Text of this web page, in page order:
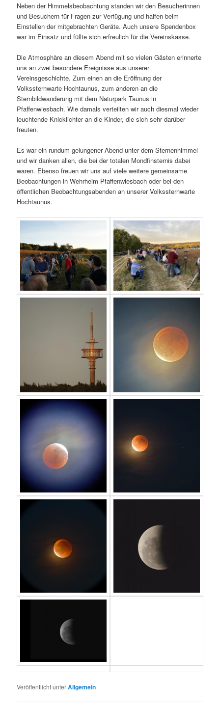
Neben der Himmelsbeobachtung standen wir den Besucherinnen
und Besuchern für Fragen zur Verfügung und halfen beim
Einstellen der mitgebrachten Geräte. Auch unsere Spendenbox
war im Einsatz und füllte sich erfreulich für die Vereinskasse.
Die Atmosphäre an diesem Abend mit so vielen Gästen erinnerte
uns an zwei besondere Ereignisse aus unserer
Vereinsgeschichte. Zum einen an die Eröffnung der
Volkssternwarte Hochtaunus, zum anderen an die
Sternbildwanderung mit dem Naturpark Taunus in
Pfaffenwiesbach. Wie damals verteilten wir auch diesmal wieder
leuchtende Knicklichter an die Kinder, die sich sehr darüber
freuten.
Es war ein rundum gelungener Abend unter dem Sternenhimmel
und wir danken allen, die bei der totalen Mondfinsternis dabei
waren. Ebenso freuen wir uns auf viele weitere gemeinsame
Beobachtungen in Wehrheim Pfaffenwiesbach oder bei den
öffentlichen Beobachtungsabenden an unserer Volkssternwarte
Hochtaunus.
Veröffentlicht unterAllgemein